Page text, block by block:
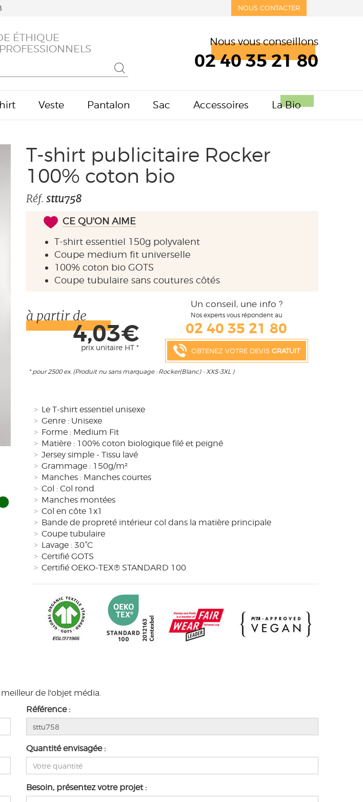
NOUS CONTACTER
ÉTHIQUE
Nous vous conseillons
02 40 35 21 80
Veste Pantalon Sac Accessoires La Bio
T-shirt publicitaire Rocker
100% coton bio
Réf. sttu758
CE QU'ON AIME
T-shirt essentiel 150g polyvalent
Coupe medium fit universelle
100% coton bio GOTS
Coupe tubulaire sans coutures côtés
à partir de
4,03€
prix unitaire HT *
Un conseil, une info ?
Nos experts vous répondent au
02 40 35 21 80
OBTENEZ VOTRE DEVIS GRATUIT
* pour 2500 ex. (Produit nu sans marquage : Rocker(Blanc) - XXS-3XL )
Le T-shirt essentiel unisexe
Genre : Unisexe
Forme : Medium Fit
Matière : 100% coton biologique filé et peigné
Jersey simple - Tissu lavé
Grammage : 150g/m²
Manches : Manches courtes
Col : Col rond
Manches montées
Col en côte 1x1
Bande de propreté intérieur col dans la matière principale
Coupe tubulaire
Lavage : 30°C
Certifié GOTS
Certifié OEKO-TEX® STANDARD 100
meilleur de l'objet média.
Référence :
Quantité envisagée :
Besoin, présentez votre projet :